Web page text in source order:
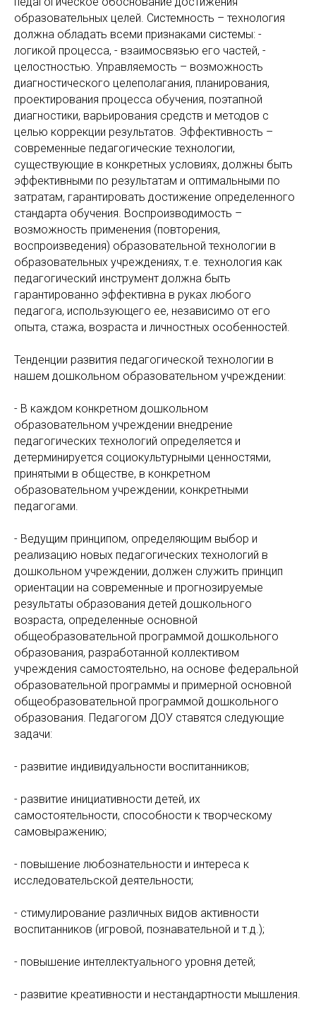
образовательных целей. Системность – технология
должна обладать всеми признаками системы: -
логикой процесса, - взаимосвязью его частей, -
целостностью. Управляемость – возможность
диагностического целеполагания, планирования,
проектирования процесса обучения, поэтапной
диагностики, варьирования средств и методов с
целью коррекции результатов. Эффективность –
современные педагогические технологии,
существующие в конкретных условиях, должны быть
эффективными по результатам и оптимальными по
затратам, гарантировать достижение определенного
стандарта обучения. Воспроизводимость –
возможность применения (повторения,
воспроизведения) образовательной технологии в
образовательных учреждениях, т.е. технология как
педагогический инструмент должна быть
гарантированно эффективна в руках любого
педагога, использующего ее, независимо от его
опыта, стажа, возраста и личностных особенностей.
Тенденции развития педагогической технологии в
нашем дошкольном образовательном учреждении:
- В каждом конкретном дошкольном
образовательном учреждении внедрение
педагогических технологий определяется и
детерминируется социокультурными ценностями,
принятыми в обществе, в конкретном
образовательном учреждении, конкретными
педагогами.
- Ведущим принципом, определяющим выбор и
реализацию новых педагогических технологий в
дошкольном учреждении, должен служить принцип
ориентации на современные и прогнозируемые
результаты образования детей дошкольного
возраста, определенные основной
общеобразовательной программой дошкольного
образования, разработанной коллективом
учреждения самостоятельно, на основе федеральной
образовательной программы и примерной основной
общеобразовательной программой дошкольного
образования. Педагогом ДОУ ставятся следующие
задачи:
- развитие индивидуальности воспитанников;
- развитие инициативности детей, их
самостоятельности, способности к творческому
самовыражению;
- повышение любознательности и интереса к
исследовательской деятельности;
- стимулирование различных видов активности
воспитанников (игровой, познавательной и т.д.);
- повышение интеллектуального уровня детей;
- развитие креативности и нестандартности мышления.